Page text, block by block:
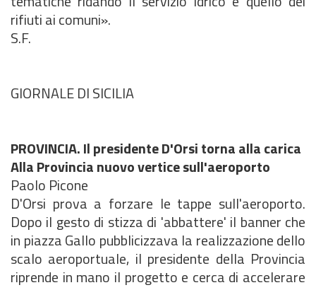
rifiuti ai comuni».
S.F.
GIORNALE DI SICILIA
PROVINCIA. Il presidente D'Orsi torna alla carica
Alla Provincia nuovo vertice sull'aeroporto
Paolo Picone
D'Orsi prova a forzare le tappe sull'aeroporto.
Dopo il gesto di stizza di 'abbattere' il banner che
in piazza Gallo pubblicizzava la realizzazione dello
scalo aeroportuale, il presidente della Provincia
riprende in mano il progetto e cerca di accelerare